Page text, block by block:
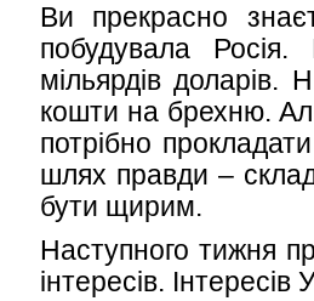
Ви прекрасно
побудувала
мільярдів доларів.
кошти на брехню.
потрібно
шлях правди –
бути щирим.
Наступного тижня
інтересів.